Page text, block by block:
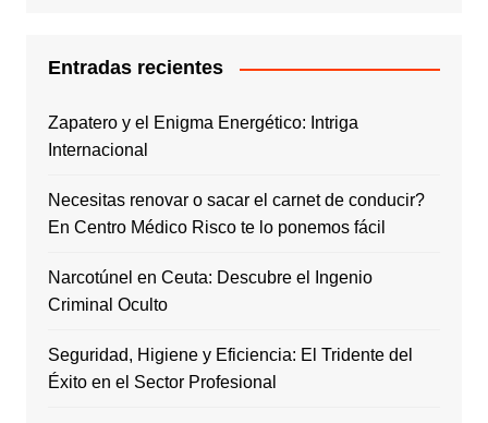
Entradas recientes
Zapatero y el Enigma Energético: Intriga
Internacional
Necesitas renovar o sacar el carnet de conducir?
En Centro Médico Risco te lo ponemos fácil
Narcotúnel en Ceuta: Descubre el Ingenio
Criminal Oculto
Seguridad, Higiene y Eficiencia: El Tridente del
Éxito en el Sector Profesional